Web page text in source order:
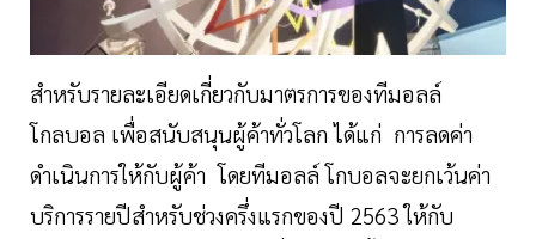
สำหรับรายละเอียดเกี่ยวกับมาตรการของทีมอลล์
โกลบอล เพื่อสนับสนุนผู้ค้าทั่วโลก ได้แก่ การลดค่า
ดำเนินการให้กับผู้ค้า โดยทีมอลล์ โกบอลจะยกเว้นค่า
บริการรายปีสำหรับช่วงครึ่งแรกของปี 2563 ให้กับ